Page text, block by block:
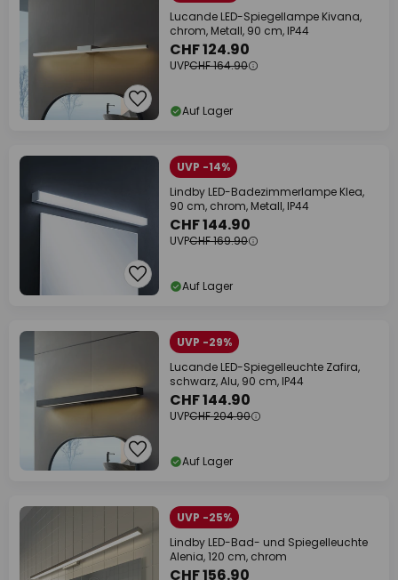
Lucande LED-Spiegellampe Kivana,
chrom, Metall, 90 cm, IP44
CHF 124.90
UVPCHF 164.90
Auf Lager
UVP -14%
Lindby LED-Badezimmerlampe Klea,
90 cm, chrom, Metall, IP44
CHF 144.90
UVPCHF 169.90
Auf Lager
UVP -29%
Lucande LED-Spiegelleuchte Zafira,
schwarz, Alu, 90 cm, IP44
CHF 144.90
UVPCHF 204.90
Auf Lager
UVP -25%
Lindby LED-Bad- und Spiegelleuchte
Alenia, 120 cm, chrom
CHF 156.90